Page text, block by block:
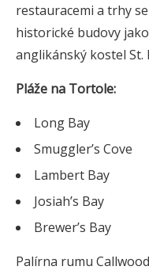
restauracemi a trhy
historické budovy
anglikánský kostel St.
Pláže na Tortole:
Long Bay
Smuggler’s Cove
Lambert Bay
Josiah’s Bay
Brewer’s Bay
Palírna rumu